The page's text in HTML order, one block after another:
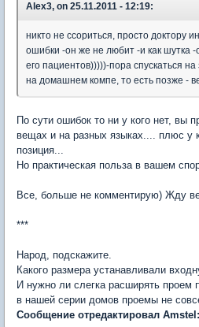
Alex3, on 25.11.2011 - 12:19:
никто не ссориться, просто доктору
ошибки -он же не любит -и как шутка
его пациентов)))))-пора спускаться
на домашнем компе, то есть позже -
По сути ошибок то ни у кого нет, вы
вещах и на разных языках.... плюс у
позиция...
Но практическая польза в вашем
Все, больше не комментирую) Жду
***
Народ, подскажите.
Какого размера устанавливали
И нужно ли слегка расширять проем
в нашей серии домов проемы не
Сообщение отредактировал